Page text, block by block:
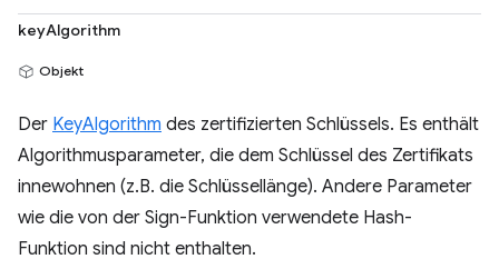
keyAlgorithm
Objekt
Der KeyAlgorithm des zertifizierten Schlüssels. Es enthält
Algorithmusparameter, die dem Schlüssel des Zertifikats
innewohnen (z.B. die Schlüssellänge). Andere Parameter
wie die von der Sign-Funktion verwendete Hash-
Funktion sind nicht enthalten.